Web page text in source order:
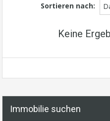
Sortieren nach:
Keine
Immobilie suchen